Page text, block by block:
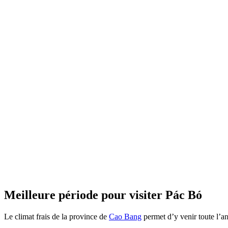
Meilleure période pour visiter Pác Bó
Le climat frais de la province de Cao Bang permet d’y venir toute